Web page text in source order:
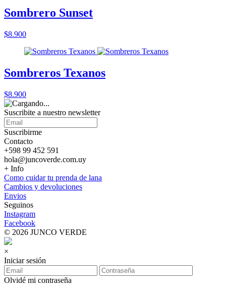
Sombrero Sunset
$8.900
Sombreros Texanos
$8.900
Suscribite a nuestro newsletter
Suscribirme
Contacto
+598 99 452 591
hola@juncoverde.com.uy
+ Info
Como cuidar tu prenda de lana
Cambios y devoluciones
Envios
Seguinos
Instagram
Facebook
© 2026 JUNCO VERDE
×
Iniciar sesión
Olvidé mi contraseña